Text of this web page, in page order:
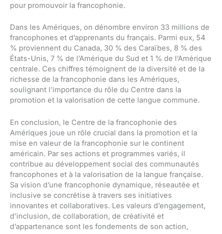
pour promouvoir la francophonie.
Dans les Amériques, on dénombre environ 33 millions de
francophones et d’apprenants du français. Parmi eux, 54
% proviennent du Canada, 30 % des Caraïbes, 8 % des
États-Unis, 7 % de l’Amérique du Sud et 1 % de l’Amérique
centrale. Ces chiffres témoignent de la diversité et de la
richesse de la francophonie dans les Amériques,
soulignant l’importance du rôle du Centre dans la
promotion et la valorisation de cette langue commune.
En conclusion, le Centre de la francophonie des
Amériques joue un rôle crucial dans la promotion et la
mise en valeur de la francophonie sur le continent
américain. Par ses actions et programmes variés, il
contribue au développement social des communautés
francophones et à la valorisation de la langue française.
Sa vision d’une francophonie dynamique, réseautée et
inclusive se concrétise à travers ses initiatives
innovantes et collaboratives. Les valeurs d’engagement,
d’inclusion, de collaboration, de créativité et
d’appartenance sont les fondements de son action,